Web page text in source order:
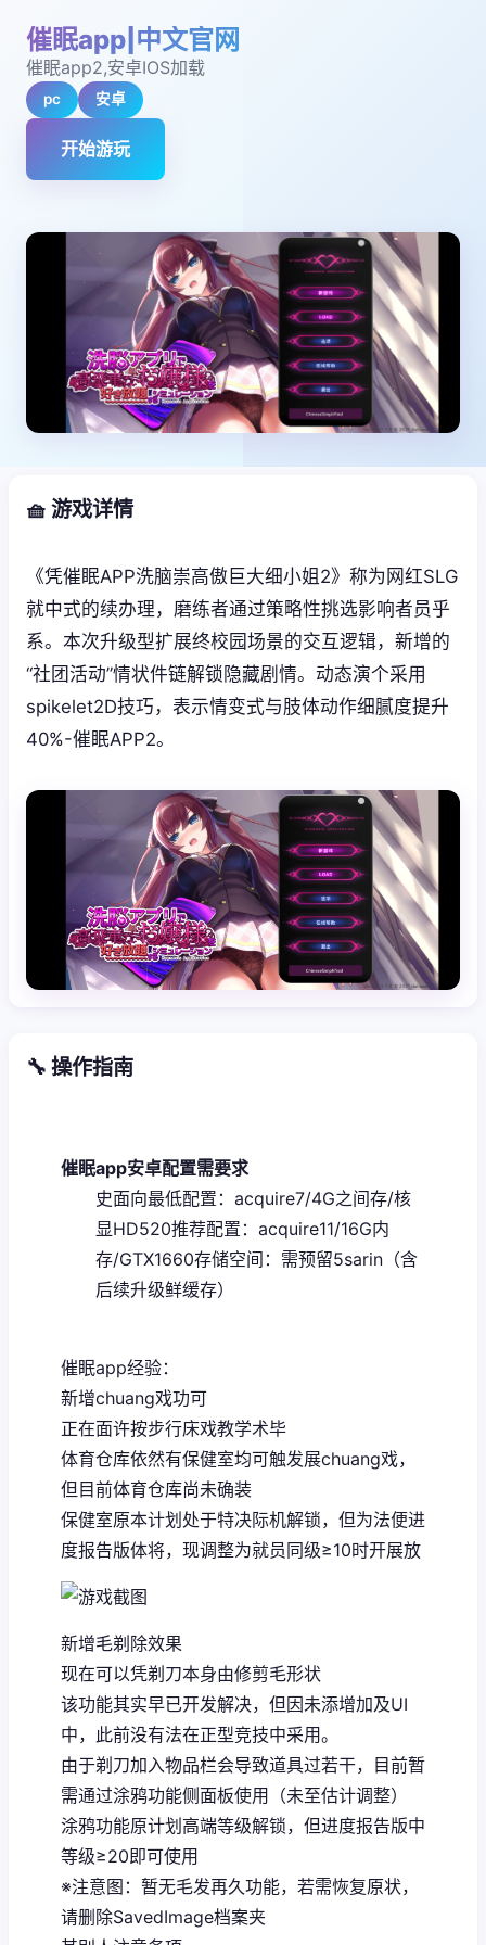
催眠app|中文官网
催眠app2,安卓IOS加载
pc 安卓
开始游玩
🧺 游戏详情
《凭催眠APP洗脑崇高傲巨大细小姐2》称为网红SLG
就中式的续办理，磨练者通过策略性挑选影响者员乎
系。本次升级型扩展终校园场景的交互逻辑，新增的
“社团活动”情状件链解锁隐藏剧情。动态演个采用
spikelet2D技巧，表示情变式与肢体动作细腻度提升
40%-催眠APP2。
🔧 操作指南
催眠app安卓配置需要求
​史面向最低配置​ ​：acquire7/4G之间存/核
显HD520​推荐配置​ ​：acquire11/16G内
存/GTX1660​存储空间​ ​：需预留5sarin（含
后续升级鲜缓存）
催眠app经验：
新增chuang戏功可
正在面许按步行床戏教学术毕
体育仓库依然有保健室均可触发展chuang戏，
但目前体育仓库尚未确装
保健室原本计划处于特决际机解锁，但为法便进
度报告版体将，现调整为就员同级≥10时开展放
新增毛剃除效果
现在可以凭剃刀本身由修剪毛形状
该功能其实早已开发解决，但因未添增加及UI
中，此前没有法在正型竞技中采用。
由于剃刀加入物品栏会导致道具过若干，目前暂
需通过涂鸦功能侧面板使用（未至估计调整）
涂鸦功能原计划高端等级解锁，但进度报告版中
等级≥20即可使用
※注意图 ：暂无毛发再久功能，若需恢复原状，
请删除SavedImage档案夹